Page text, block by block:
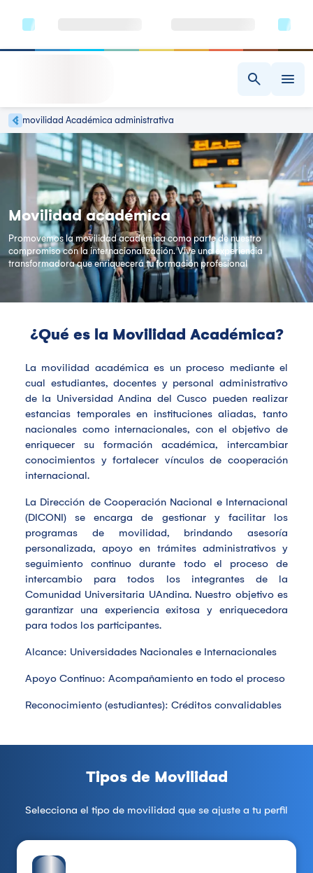
movilidad Académica administrativa
Movilidad académica
Promovemos la movilidad académica como parte de nuestro
compromiso con la internacionalización. Vive una experiencia
transformadora que enriquecerá tu formación profesional
¿Qué es la Movilidad Académica?
La movilidad académica es un proceso mediante el
cual estudiantes, docentes y personal administrativo
de la Universidad Andina del Cusco pueden realizar
estancias temporales en instituciones aliadas, tanto
nacionales como internacionales, con el objetivo de
enriquecer su formación académica, intercambiar
conocimientos y fortalecer vínculos de cooperación
internacional.
La Dirección de Cooperación Nacional e Internacional
(DICONI) se encarga de gestionar y facilitar los
programas de movilidad, brindando asesoría
personalizada, apoyo en trámites administrativos y
seguimiento continuo durante todo el proceso de
intercambio para todos los integrantes de la
Comunidad Universitaria UAndina. Nuestro objetivo es
garantizar una experiencia exitosa y enriquecedora
para todos los participantes.
Alcance: Universidades Nacionales e Internacionales
Apoyo Continuo: Acompañamiento en todo el proceso
Reconocimiento (estudiantes): Créditos convalidables
Tipos de Movilidad
Selecciona el tipo de movilidad que se ajuste a tu perfil